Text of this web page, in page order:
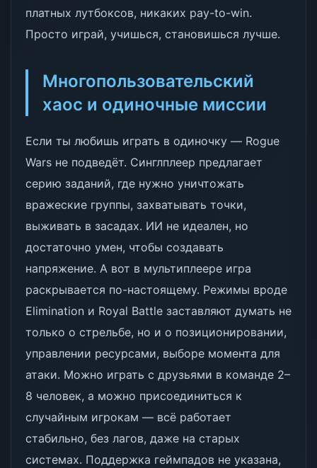
платных лутбоксов, никаких pay-to-win.
Просто играй, учишься, становишься лучше.
Многопользовательский
хаос и одиночные миссии
Если ты любишь играть в одиночку — Rogue
Wars не подведёт. Синглплеер предлагает
серию заданий, где нужно уничтожать
вражеские группы, захватывать точки,
выживать в засадах. ИИ не идеален, но
достаточно умен, чтобы создавать
напряжение. А вот в мультиплеере игра
раскрывается по-настоящему. Режимы вроде
Elimination и Royal Battle заставляют думать не
только о стрельбе, но и о позиционировании,
управлении ресурсами, выборе момента для
атаки. Можно играть с друзьями в команде 2–
8 человек, а можно присоединиться к
случайным игрокам — всё работает
стабильно, без лагов, даже на старых
системах. Поддержка геймпадов не указана,